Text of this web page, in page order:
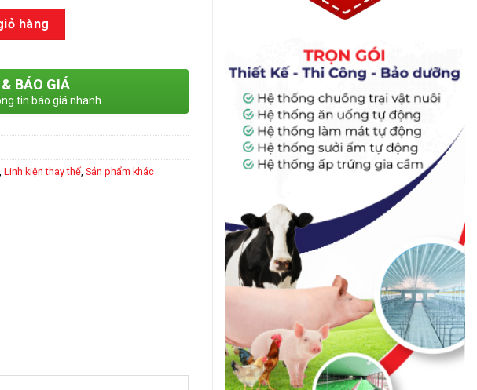
hàng
BÁO GIÁ
tin báo giá nhanh
Linh kiện thay thế, Sản phẩm khác